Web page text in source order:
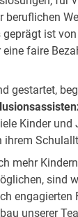
beruflichen
ist
faire
gestartet,
Kinder und
ihrem
mehr
sind
engagierten
unserer